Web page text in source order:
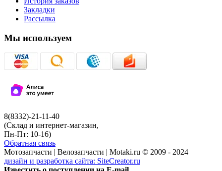
Закладки
Рассылка
Мы используем
8(8332)-21-11-40
(Склад и интернет-магазин,
Пн-Пт: 10-16)
Обратная связь
Мотозапчасти | Велозапчасти | Motaki.ru © 2009 - 2024
дизайн и разработка сайта: SiteCreator.ru